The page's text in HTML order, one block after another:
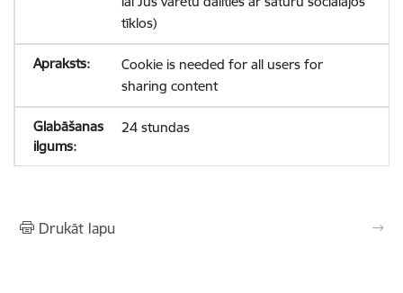
tīklos)
Cookie is needed for all users for
sharing content
24 stundas
Drukāt lapu